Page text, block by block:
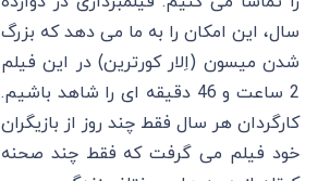
سال، این امکان را به ما می دهد که بزرگ
شدن میسون (اِلار کورترین) در این فیلم
2 ساعت و 46 دقیقه ای را شاهد باشیم.
کارگردان هر سال فقط چند روز از بازیگران
خود فیلم می گرفت که فقط چند صحنه